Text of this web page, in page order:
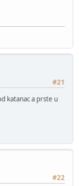
#21
katanac a prste u
#22